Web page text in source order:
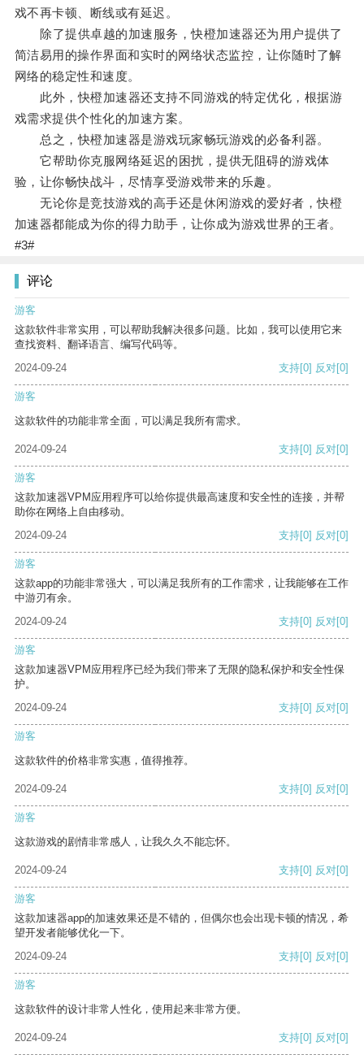
戏不再卡顿、断线或有延迟。
除了提供卓越的加速服务，快橙加速器还为用户提供了
简洁易用的操作界面和实时的网络状态监控，让你随时了解
网络的稳定性和速度。
此外，快橙加速器还支持不同游戏的特定优化，根据游
戏需求提供个性化的加速方案。
总之，快橙加速器是游戏玩家畅玩游戏的必备利器。
它帮助你克服网络延迟的困扰，提供无阻碍的游戏体
验，让你畅快战斗，尽情享受游戏带来的乐趣。
无论你是竞技游戏的高手还是休闲游戏的爱好者，快橙
加速器都能成为你的得力助手，让你成为游戏世界的王者。
#3#
评论
游客
这款软件非常实用，可以帮助我解决很多问题。比如，我可以使用它来
查找资料、翻译语言、编写代码等。
2024-09-24
支持[0] 反对[0]
游客
这款软件的功能非常全面，可以满足我所有需求。
2024-09-24 支持[0] 反对[0]
游客
这款加速器VPM应用程序可以给你提供最高速度和安全性的连接，并帮
助你在网络上自由移动。
2024-09-24
支持[0] 反对[0]
游客
这款app的功能非常强大，可以满足我所有的工作需求，让我能够在工作
中游刃有余。
2024-09-24
支持[0] 反对[0]
游客
这款加速器VPM应用程序已经为我们带来了无限的隐私保护和安全性保
护。
2024-09-24
支持[0] 反对[0]
游客
这款软件的价格非常实惠，值得推荐。
2024-09-24 支持[0] 反对[0]
游客
这款游戏的剧情非常感人，让我久久不能忘怀。
2024-09-24 支持[0] 反对[0]
游客
这款加速器app的加速效果还是不错的，但偶尔也会出现卡顿的情况，希
望开发者能够优化一下。
2024-09-24
支持[0] 反对[0]
游客
这款软件的设计非常人性化，使用起来非常方便。
2024-09-24 支持[0] 反对[0]